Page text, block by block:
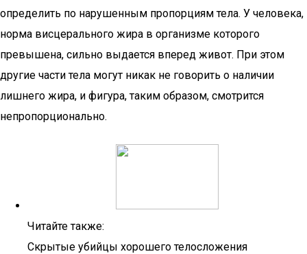
определить по нарушенным пропорциям тела. У человека,
норма висцерального жира в организме которого
превышена, сильно выдается вперед живот. При этом
другие части тела могут никак не говорить о наличии
лишнего жира, и фигура, таким образом, смотрится
непропорционально.
Читайте также:
Скрытые убийцы хорошего телосложения